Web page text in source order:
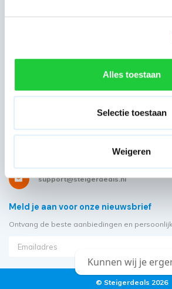
Alles toestaan
Selectie toestaan
Weigeren
Over Steigerdeals
1911 DB, Uitgeest
support@steigerdeals.nl
Meld je aan voor onze nieuwsbrief
Ontvang de beste aanbiedingen en
© Steigerdeals 2026
Kunnen wij je